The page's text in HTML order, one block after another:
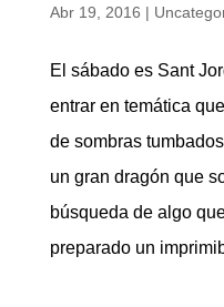
Abr 19, 2016 |
El sábado es Sant
entrar en temática
de sombras
un gran dragón que
búsqueda de algo
preparado un